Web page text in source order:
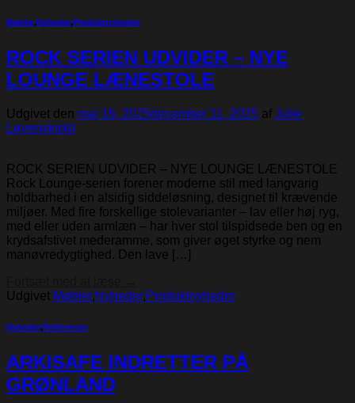
Møbler,Nyheder,Produktnyheder
ROCK SERIEN UDVIDER – NYE
LOUNGE LÆNESTOLE
Udgivet den maj 16, 2025december 11, 2025 af Julie
Løvenskjold
ROCK SERIEN UDVIDER – NYE LOUNGE LÆNESTOLE
Rock Lounge-serien forener moderne stil med langvarig
holdbarhed i en alsidig sidde­løsning, designet til krævende
miljøer. Med fire forskellige stolevarianter – lav eller høj ryg,
med eller uden armlæn – har hver stol tilspidsede ben og en
krydsafstivet mederamme, som giver øget styrke og nem
manøvredygtighed. Den lave […]
Udgivet Møbler,Nyheder,Produktnyheder
Nyheder, Referencer
ARKISAFE INDRETTER PÅ
GRØNLAND